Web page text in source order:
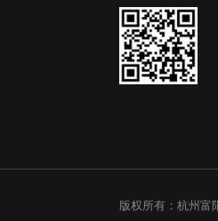
版权所有：杭州